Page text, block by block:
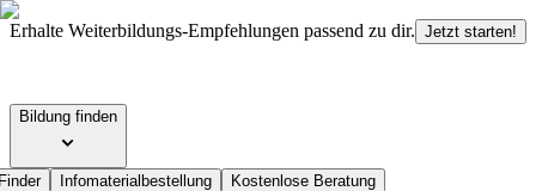
Erhalte Weiterbildungs-Empfehlungen passend zu dir. Jetzt starten!
Bildung finden
Infomaterialbestellung Kostenlose Beratung